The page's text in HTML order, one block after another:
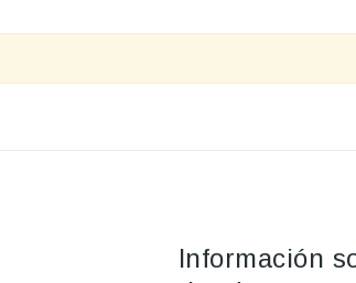
Información